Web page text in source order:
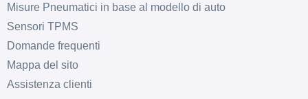
ET15 6x139.7
Foro centrale: 110.5mm
Esaurito
ARCASTING Racer Matt
Misure Pneumatici in base al modello di auto
Sensori TPMS
Domande frequenti
Mappa del sito
Assistenza clienti